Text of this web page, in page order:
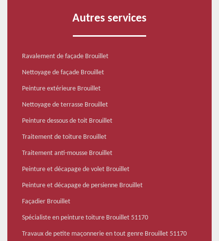
Autres services
Ravalement de façade Brouillet
Nettoyage de façade Brouillet
Peinture extérieure Brouillet
Nettoyage de terrasse Brouillet
Peinture dessous de toit Brouillet
Traitement de toiture Brouillet
Traitement anti-mousse Brouillet
Peinture et décapage de volet Brouillet
Peinture et décapage de persienne Brouillet
Façadier Brouillet
Spécialiste en peinture toiture Brouillet 51170
Travaux de petite maçonnerie en tout genre Brouillet 51170